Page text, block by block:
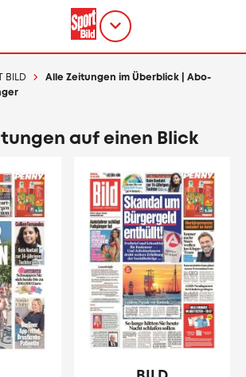
Titel
BILD
Alle Zeitungen im Überblick | Abo-
auf einen Blick